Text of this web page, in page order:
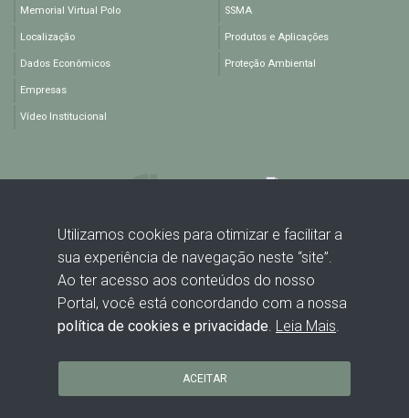
Utilizamos cookies para otimizar e facilitar a
sua experiência de navegação neste “site”.
Ao ter acesso aos conteúdos do nosso
Portal, você está concordando com a nossa
política de cookies e privacidade. Leia Mais.
ACEITAR
Memorial Virtual Polo
Localização
Dados Econômicos
SSMA
Produtos e Aplicações
Proteção Ambiental
Empresas
Vídeo Institucional
Rodovia BA 512, KM 1,5 - Polo Industrial de Camaçari - Camaçari -
BA - CEP: 42816-440